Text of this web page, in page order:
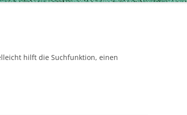
hilft die Suchfunktion, einen